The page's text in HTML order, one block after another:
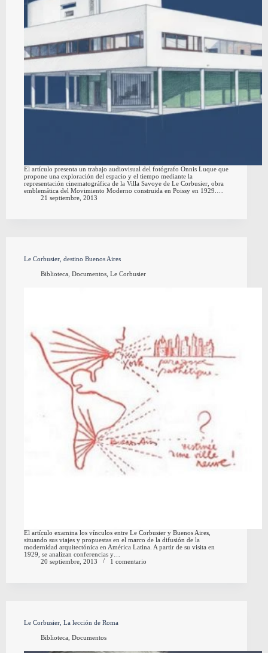
El artículo presenta un trabajo audiovisual del fotógrafo Onnis Luque que
propone una exploración del espacio y el tiempo mediante la
representación cinematográfica de la Villa Savoye de Le Corbusier, obra
emblemática del Movimiento Moderno construida en Poissy en 1929.…
21 septiembre, 2013
Le Corbusier, destino Buenos Aires
Biblioteca, Documentos, Le Corbusier
El artículo examina los vínculos entre Le Corbusier y Buenos Aires,
situando sus viajes y propuestas en el marco de la difusión de la
modernidad arquitectónica en América Latina. A partir de su visita en
1929, se analizan conferencias y…
20 septiembre, 2013
1 comentario
Le Corbusier, La lección de Roma
Biblioteca, Documentos